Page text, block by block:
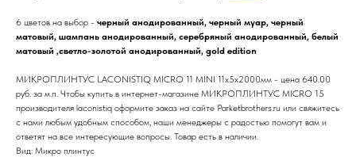
6 цветов на выбор - черный анодированный, черный муар, черный
матовый, шампань анодированный, серебряный анодированный, белый
матовый ,светло-золотой анодированный, gold edition
МИКРОПЛИНТУС LACONISTIQ MICRO 11 MINI 11х5х2000мм - цена 640.00
руб. за м.п. Чтобы купить в интернет-магазине МИКРОПЛИНТУС MICRO 15
производителя laconistiq оформите заказ на сайте Parketbrothers.ru или свяжитесь
с нами любым удобным способом, наши менеджеры с радостью помогут вам и
ответят на все интересующие вопросы. Товар есть в наличии.
Вид: Микро плинтус